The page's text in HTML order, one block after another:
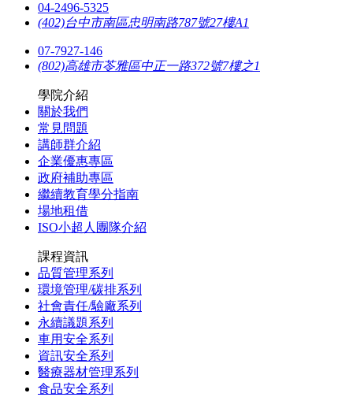
04-2496-5325
(402)台中市南區忠明南路787號27樓A1
07-7927-146
(802)高雄市苓雅區中正一路372號7樓之1
學院介紹
關於我們
常見問題
講師群介紹
企業優惠專區
政府補助專區
繼續教育學分指南
場地租借
ISO小超人團隊介紹
課程資訊
品質管理系列
環境管理/碳排系列
社會責任/驗廠系列
永續議題系列
車用安全系列
資訊安全系列
醫療器材管理系列
食品安全系列